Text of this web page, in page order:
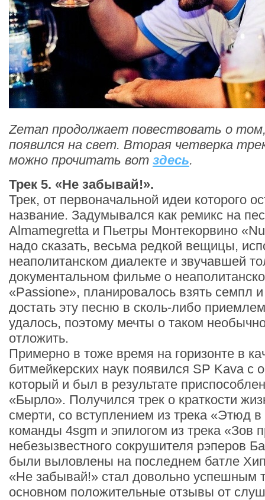
Zeman продолжает повествовать о
появился на свет. Вторая четверка
можно прочитать вот здесь.
Трек 5. «Не забывай!».
Трек, от первоначальной идеи которого
название. Задумывался как ремикс на
Almamegretta и Пьетры Монтекорвино
надо сказать, весьма редкой вещицы,
неаполитанском диалекте и звучавшей
документальном фильме о
«Passione», планировалось взять семпл
достать эту песню в сколь-либо
удалось, поэтому мечты о таком
отложить.
Примерно в тоже время на горизонте в
битмейкерских наук появился SP Kava с
который и был в результате
«Бырло». Получился трек о краткости
смерти, со вступлением из трека «Этюд в
команды 4sgm и эпилогом из трека «Зов
небезызвестного сокрушителя рэперов
были выловлены на последнем батле
«Не забывай!» стал довольно успешным
основном положительные отзывы от